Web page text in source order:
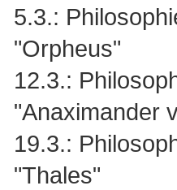
5.3.:
"Orpheus"
12.3.:
"Anaximander
19.3.:
"Thales"